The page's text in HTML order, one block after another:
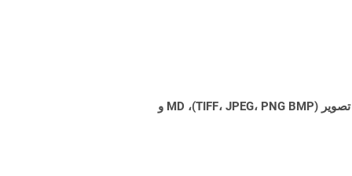
Aspose.Total Cloud می تواند فرمت های فایل را از هر خانواده محصول به هر خانواده محصول دیگری به PDF، DOCX، XPS، تصویر (TIFF، JPEG، PNG BMP)، MD و